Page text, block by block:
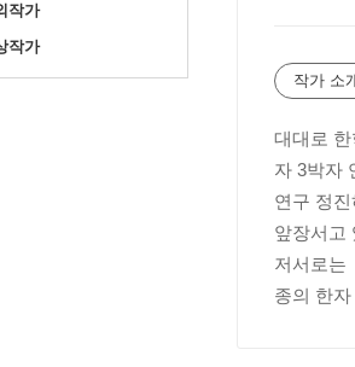
작가
작가
작가 소
대대로
자 3박자
연구 정
앞장서고
저서로는
종의 한